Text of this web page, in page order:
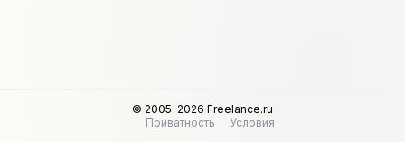
© 2005–2026 Freelance.ru
Приватность
Условия